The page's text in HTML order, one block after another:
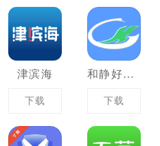
津滨海
下载
和静好地方
下载